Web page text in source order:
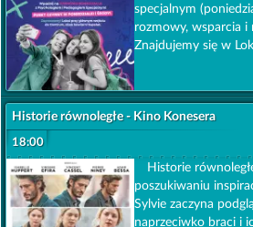
specjalnym
rozmowy, wsparcia
Znajdujemy się w
18:00
Historie równoległe - Kino Konesera
Historie
poszukiwaniu
Sylvie zaczyna
naprzeciwko braci i